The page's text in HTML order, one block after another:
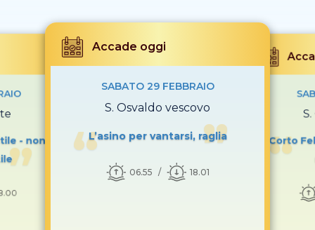
- non
Accade oggi
SABATO 29 FEBBRAIO
S. Osvaldo vescovo
L’asino per vantarsi, raglia
06.55 18.01
Corto